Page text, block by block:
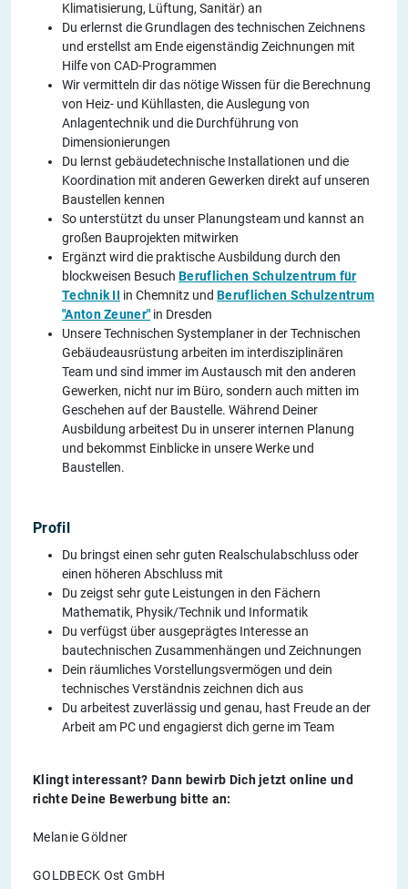
Klimatisierung, Lüftung, Sanitär) an
Du erlernst die Grundlagen des technischen Zeichnens
und erstellst am Ende eigenständig Zeichnungen mit
Hilfe von CAD-Programmen
Wir vermitteln dir das nötige Wissen für die Berechnung
von Heiz- und Kühllasten, die Auslegung von
Anlagentechnik und die Durchführung von
Dimensionierungen
Du lernst gebäudetechnische Installationen und die
Koordination mit anderen Gewerken direkt auf unseren
Baustellen kennen
So unterstützt du unser Planungsteam und kannst an
großen Bauprojekten mitwirken
Ergänzt wird die praktische Ausbildung durch den
blockweisen Besuch Beruflichen Schulzentrum für
Technik II in Chemnitz und Beruflichen Schulzentrum
"Anton Zeuner" in Dresden
Unsere Technischen Systemplaner in der Technischen
Gebäudeausrüstung arbeiten im interdisziplinären
Team und sind immer im Austausch mit den anderen
Gewerken, nicht nur im Büro, sondern auch mitten im
Geschehen auf der Baustelle. Während Deiner
Ausbildung arbeitest Du in unserer internen Planung
und bekommst Einblicke in unsere Werke und
Baustellen.
Profil
Du bringst einen sehr guten Realschulabschluss oder
einen höheren Abschluss mit
Du zeigst sehr gute Leistungen in den Fächern
Mathematik, Physik/Technik und Informatik
Du verfügst über ausgeprägtes Interesse an
bautechnischen Zusammenhängen und Zeichnungen
Dein räumliches Vorstellungsvermögen und dein
technisches Verständnis zeichnen dich aus
Du arbeitest zuverlässig und genau, hast Freude an der
Arbeit am PC und engagierst dich gerne im Team
Klingt interessant? Dann bewirb Dich jetzt online und
richte Deine Bewerbung bitte an:
Melanie Göldner
GOLDBECK Ost GmbH